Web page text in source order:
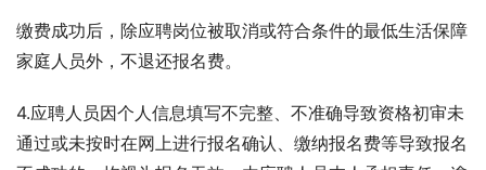
缴费成功后，除应聘岗位被取消或符合条件的最低生活保障
家庭人员外，不退还报名费。
4.应聘人员因个人信息填写不完整、不准确导致资格初审未
通过或未按时在网上进行报名确认、缴纳报名费等导致报名